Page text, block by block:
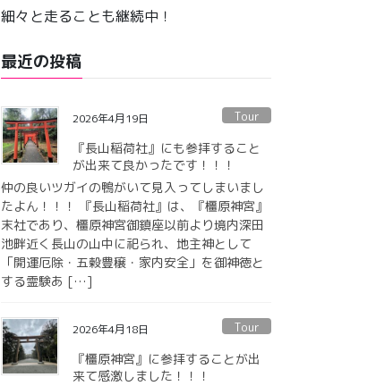
細々と走ることも継続中！
最近の投稿
2026年4月19日 Tour
『長山稲荷社』にも参拝すること
が出来て良かったです！！！
仲の良いツガイの鴨がいて見入ってしまいまし
たよん！！！ 『長山稲荷社』は、『橿原神宮』
末社であり、橿原神宮御鎮座以前より境内深田
池畔近く長山の山中に祀られ、地主神として
「開運厄除・五穀豊穣・家内安全」を御神徳と
する霊験あ […]
2026年4月18日 Tour
『橿原神宮』に参拝することが出
来て感激しました！！！